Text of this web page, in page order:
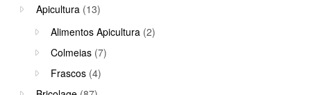
Apicultura (13)
Alimentos Apicultura (2)
Colmeias (7)
Frascos (4)